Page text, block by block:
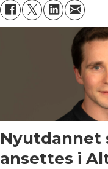
Nyutdannet
ansettes i